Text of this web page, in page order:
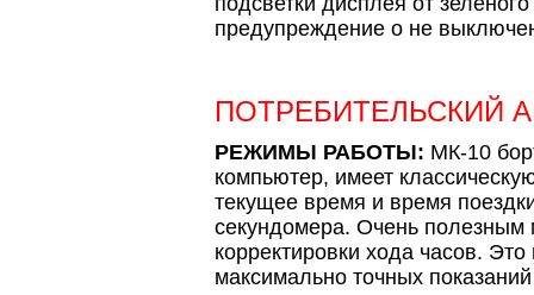
предупреждение о не
ПОТРЕБИТЕЛЬСКИЙ
РЕЖИМЫ РАБОТЫ: МК-10
компьютер, имеет
текущее время и время
секундомера. Очень полезным
корректировки хода часов.
максимально точных